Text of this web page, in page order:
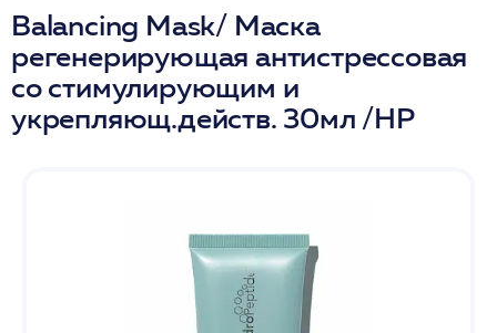
Balancing Mask/ Маска
регенерирующая антистрессовая
со стимулирующим и
укрепляющ.действ. 30мл /HP